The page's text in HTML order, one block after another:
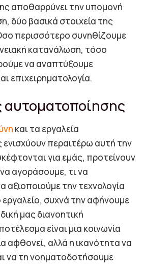
αποθαρρύνει την υπομονή
δύο βασικά στοιχεία της
περισσότερο συνηθίζουμε
κατανάλωση, τόσο
να αναπτύξουμε
επιχειρηματολογία.
αυτοματοποίησης
και τα εργαλεία
περαιτέρω αυτή την
για εμάς, προτείνουν
αγοράσουμε, τι να
αξιοποιούμε την τεχνολογία
συχνά την αφήνουμε
μας διανοητική
είναι μια κοινωνία
αφθονεί, αλλά η ικανότητα να
να τη νοηματοδοτήσουμε